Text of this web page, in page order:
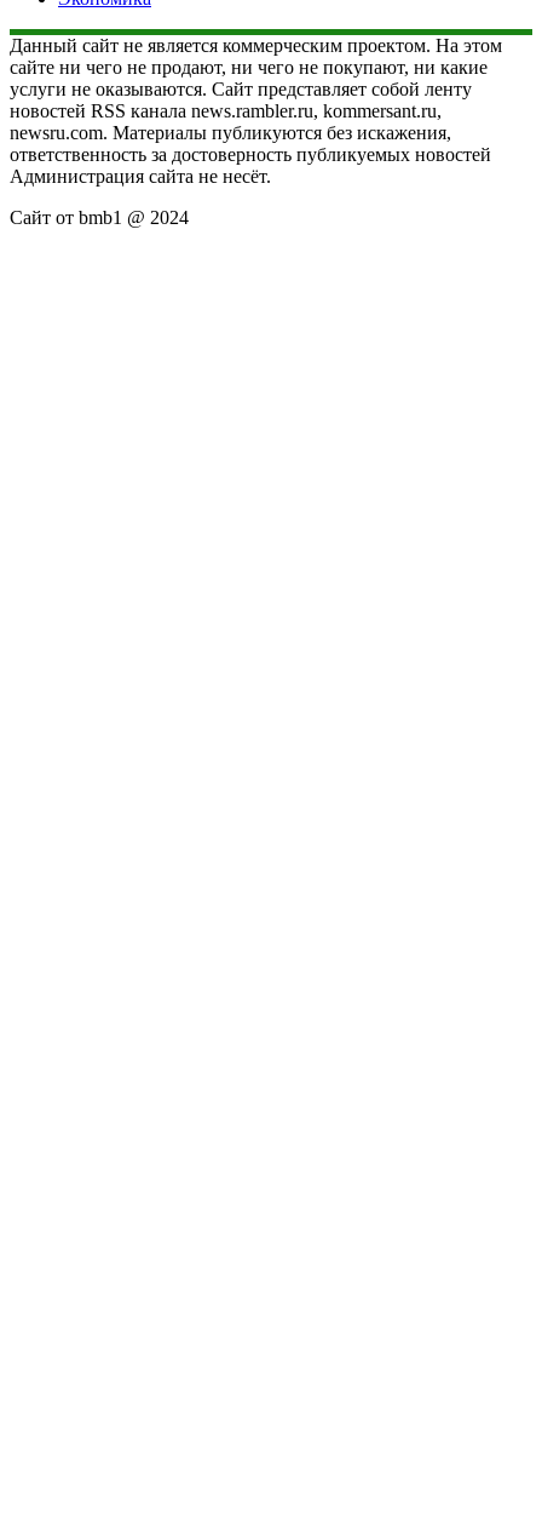
Данный сайт не является коммерческим проектом. На этом
сайте ни чего не продают, ни чего не покупают, ни какие
услуги не оказываются. Сайт представляет собой ленту
новостей RSS канала news.rambler.ru, kommersant.ru,
newsru.com. Материалы публикуются без искажения,
ответственность за достоверность публикуемых новостей
Администрация сайта не несёт.
Сайт от bmb1 @ 2024